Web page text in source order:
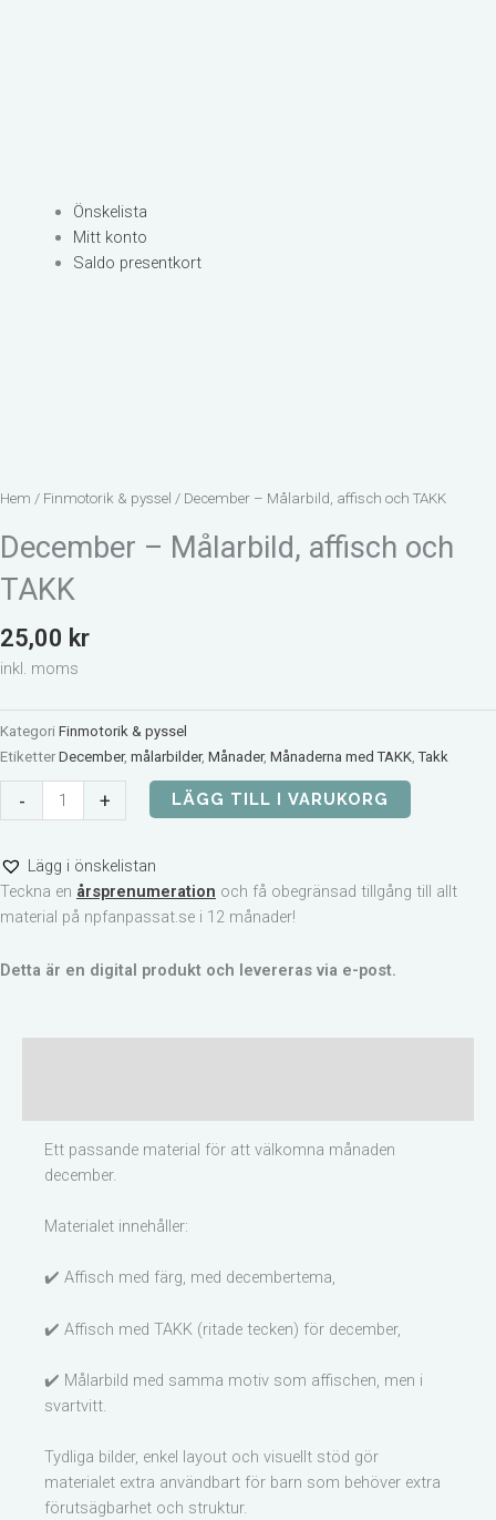
Önskelista
Mitt konto
Saldo presentkort
Hem / Finmotorik & pyssel / December – Målarbild, affisch och TAKK
December – Målarbild, affisch och
TAKK
25,00 kr
inkl. moms
Kategori Finmotorik & pyssel
Etiketter December, målarbilder, Månader, Månaderna med TAKK ,Takk
-
December
-
affisch
och
TAKK
+ LÄGG TILL I VARUKORG
Lägg i önskelistan
Teckna en årsprenumeration och få obegränsad tillgång till allt
material på npfanpassat.se i 12 månader!
Detta är en digital produkt och levereras via e-post.
Ett passande material för att välkomna månaden
december.
Materialet innehåller:
✔️ Affisch med färg, med decembertema,
✔️ Affisch med TAKK (ritade tecken) för december,
✔️ Målarbild med samma motiv som affischen, men i
svartvitt.
Tydliga bilder, enkel layout och visuellt stöd gör
materialet extra användbart för barn som behöver extra
förutsägbarhet och struktur.